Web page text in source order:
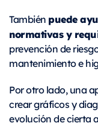
También puede
normativas y
prevención de
mantenimiento e
Por otro lado, una
crear gráficos y
evolución de cierta